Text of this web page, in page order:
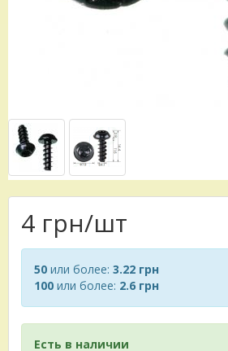
4 грн/шт
50 или более: 3.22 грн
100 или более: 2.6 грн
Есть в наличии